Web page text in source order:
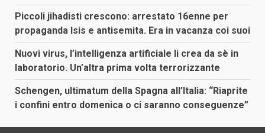
Piccoli jihadisti crescono: arrestato 16enne per
propaganda Isis e antisemita. Era in vacanza coi suoi
Nuovi virus, l’intelligenza artificiale li crea da sè in
laboratorio. Un’altra prima volta terrorizzante
Schengen, ultimatum della Spagna all’Italia: “Riaprite
i confini entro domenica o ci saranno conseguenze”